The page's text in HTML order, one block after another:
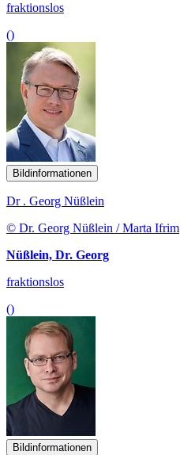
fraktionslos
()
Bildinformationen
Dr . Georg Nüßlein
© Dr. Georg Nüßlein / Marta Ifrim
Nüßlein, Dr. Georg
fraktionslos
()
Bildinformationen